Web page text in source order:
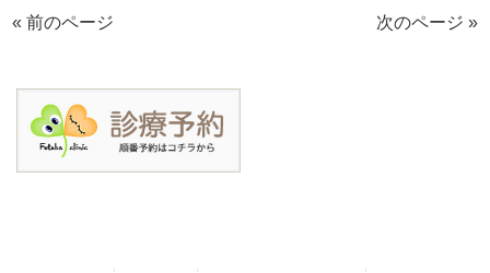
« 前のページ 次のページ »